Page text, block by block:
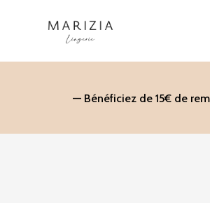
— Bénéficiez de 15€ de